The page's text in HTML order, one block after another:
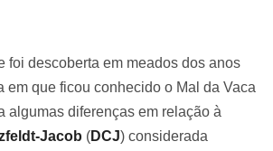
foi descoberta em meados dos anos
em que ficou conhecido o Mal da Vaca
algumas diferenças em relação à
Jacob (DCJ) considerada